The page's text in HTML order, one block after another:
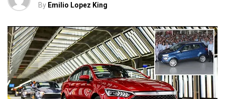
By Emilio Lopez King